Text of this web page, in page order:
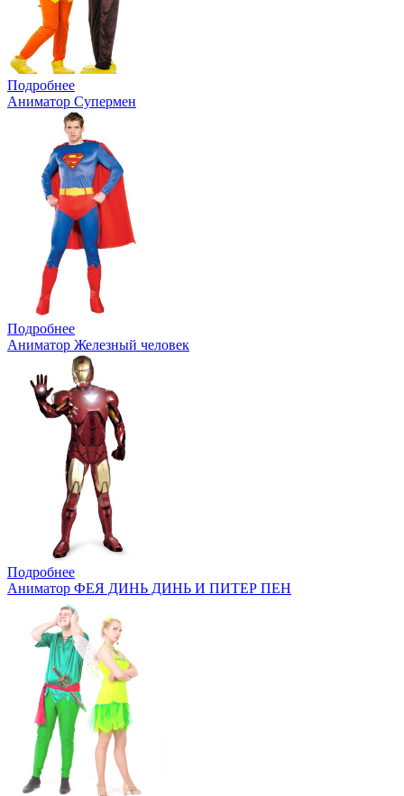
Подробнее
Аниматор Супермен
Подробнее
Аниматор Железный человек
Подробнее
Аниматор ФЕЯ ДИНЬ ДИНЬ И ПИТЕР ПЕН